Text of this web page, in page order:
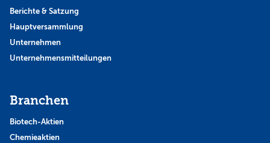
Berichte & Satzung
Hauptversammlung
Unternehmen
Unternehmensmitteilungen
Branchen
Biotech-Aktien
Chemieaktien